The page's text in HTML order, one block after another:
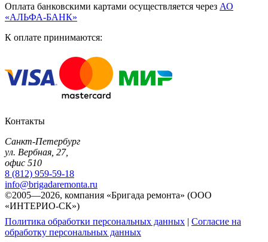
Оплата банковскими картами осуществляется через АО
«АЛЬФА-БАНК»
К оплате принимаются:
Контакты
Санкт-Петербург
ул. Вербная, 27,
офис 510
8 (812) 959-59-18
info@brigadaremonta.ru
©2005—2026, компания «Бригада ремонта» (ООО
«ИНТЕРИО-СК»)
Политика обработки персональных данных | Согласие на
обработку персональных данных